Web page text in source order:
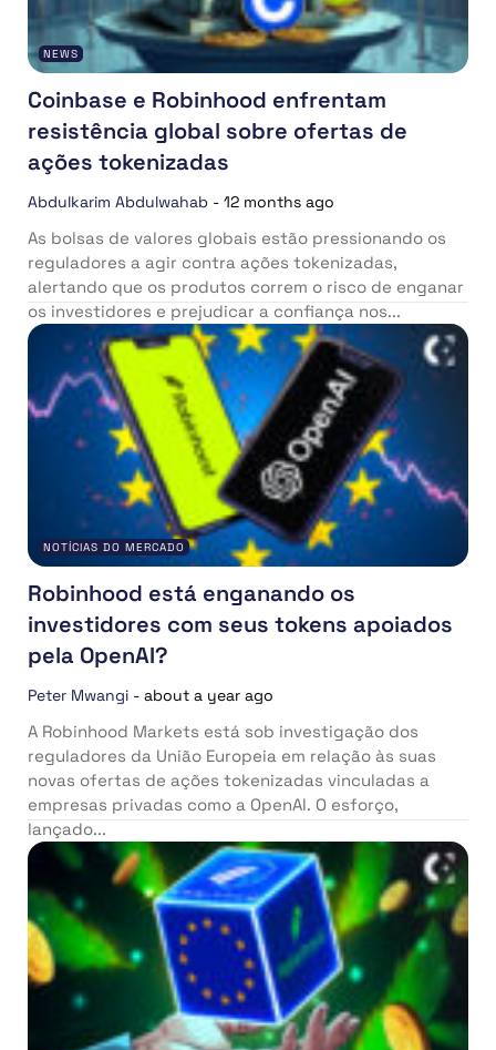
NEWS
Coinbase e Robinhood enfrentam
resistência global sobre ofertas de
ações tokenizadas
Abdulkarim Abdulwahab - 12 months ago
As bolsas de valores globais estão pressionando os
reguladores a agir contra ações tokenizadas,
alertando que os produtos correm o risco de enganar
os investidores e prejudicar a confiança nos...
NOTÍCIAS DO MERCADO
Robinhood está enganando os
investidores com seus tokens apoiados
pela OpenAI?
Peter Mwangi - about a year ago
A Robinhood Markets está sob investigação dos
reguladores da União Europeia em relação às suas
novas ofertas de ações tokenizadas vinculadas a
empresas privadas como a OpenAI. O esforço,
lançado...